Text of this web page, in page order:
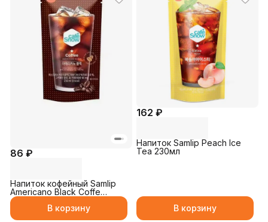
86 ₽
Напиток кофейный Samlip
Americano Black Coffe
230мл
В корзину
162 ₽
Напиток Samlip Peach Ice
Tea 230мл
В корзину